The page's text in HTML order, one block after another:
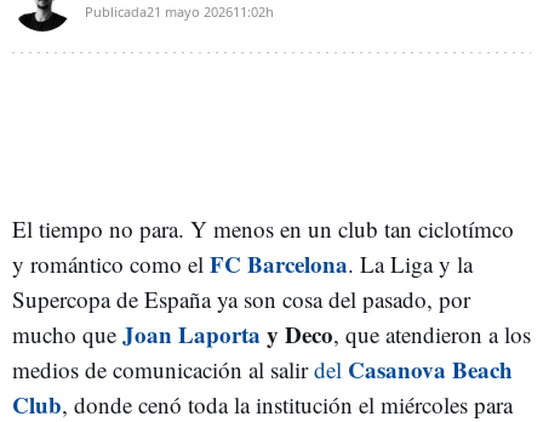
Publicada21 mayo 202611:02h
El tiempo no para. Y menos en un club tan ciclotímco
y romántico como el FC Barcelona. La Liga y la
Supercopa de España ya son cosa del pasado, por
mucho que Joan Laporta y Deco, que atendieron a los
medios de comunicación al salirdel Casanova Beach
Club, donde cenó toda la institución el miércoles para